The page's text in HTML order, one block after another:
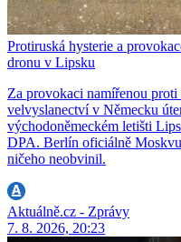
Protiruská hysterie a
dronu v Lipsku
Za provokaci namířenou
velvyslanectví v Německu
východoněmeckém letišti
DPA. Berlín oficiálně
ničeho neobvinil.
Aktuálně.cz - Zprávy
7. 8. 2026, 20:23